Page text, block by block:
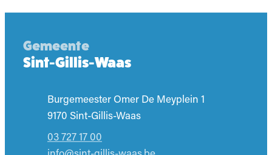
Gemeente
Sint-Gillis-Waas
AdresBurgemeester Omer De Meyplein 1
,9170 Sint-Gillis-Waas
03 727 17 00